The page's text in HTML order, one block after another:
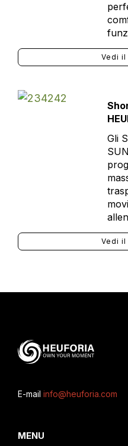
Vedi
Gli
Vedi
E-mail info@heuforia.com
MENU